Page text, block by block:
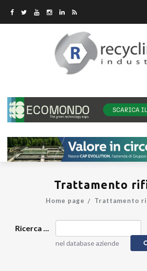
Trattamento
Home page Trattamento
Ricerca ...
nel database aziende